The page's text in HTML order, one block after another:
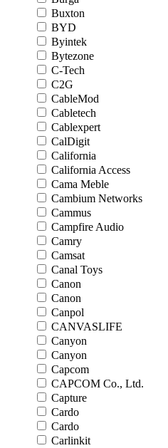
Buxton
BYD
Byintek
Bytezone
C-Tech
C2G
CableMod
Cabletech
Cablexpert
CalDigit
California
California Access
Cama Meble
Cambium Networks
Cammus
Campfire Audio
Camry
Camsat
Canal Toys
Canon
Canon
Canpol
CANVASLIFE
Canyon
Canyon
Capcom
CAPCOM Co., Ltd.
Capture
Cardo
Cardo
Carlinkit